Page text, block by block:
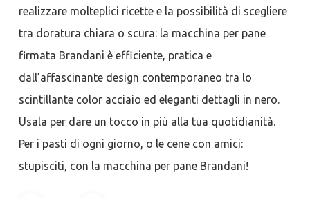
realizzare molteplici ricette e la possibilità di scegliere
tra doratura chiara o scura: la macchina per pane
firmata Brandani è efficiente, pratica e
dall’affascinante design contemporaneo tra lo
scintillante color acciaio ed eleganti dettagli in nero.
Usala per dare un tocco in più alla tua quotidianità.
Per i pasti di ogni giorno, o le cene con amici:
stupisciti, con la macchina per pane Brandani!